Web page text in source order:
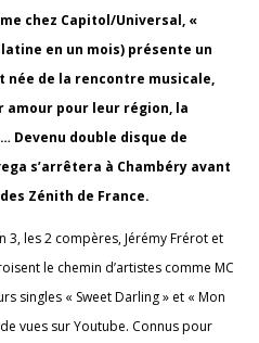
chez Capitol/Universal, «
en un mois) présente un
née de la rencontre musicale,
amour pour leur région, la
Devenu double disque de
s’arrêtera à Chambéry avant
Zénith de France.
3, les 2 compères, Jérémy Frérot et
le chemin d’artistes comme MC
singles « Sweet Darling » et « Mon
vues sur Youtube. Connus pour